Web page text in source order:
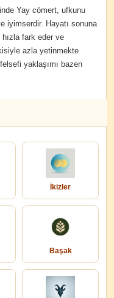
Yay cömert, ufkunu
iyimserdir. Hayatı sonuna
fark eder ve
azla yetinmekte
yaklaşımı bazen
İkizler
Başak